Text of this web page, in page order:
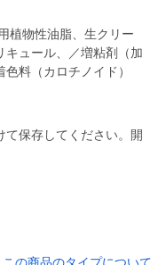
植物性油脂、生クリー
キュール、／増粘剤（加
料（カロチノイド）
て保存してください。開